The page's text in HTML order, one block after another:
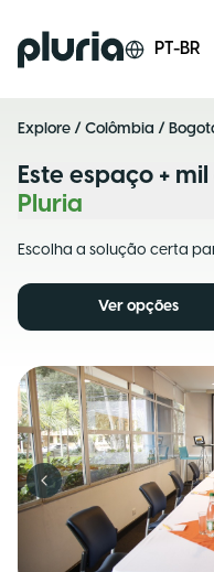
Logo Pluria PT-BR
Explore / Colômbia /
Este espaço +
Pluria
Escolha a solução certa
Ver opções
Previous slide